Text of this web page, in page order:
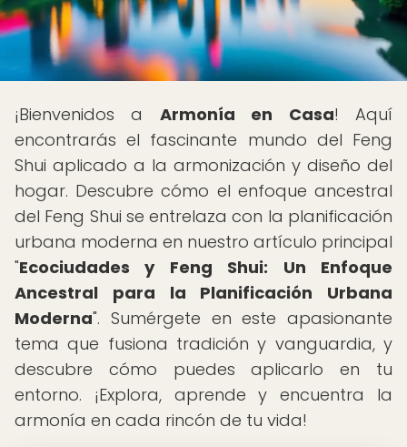
¡Bienvenidos a Armonía en Casa! Aquí
encontrarás el fascinante mundo del Feng
Shui aplicado a la armonización y diseño del
hogar. Descubre cómo el enfoque ancestral
del Feng Shui se entrelaza con la planificación
urbana moderna en nuestro artículo principal
"Ecociudades y Feng Shui: Un Enfoque
Ancestral para la Planificación Urbana
Moderna". Sumérgete en este apasionante
tema que fusiona tradición y vanguardia, y
descubre cómo puedes aplicarlo en tu
entorno. ¡Explora, aprende y encuentra la
armonía en cada rincón de tu vida!